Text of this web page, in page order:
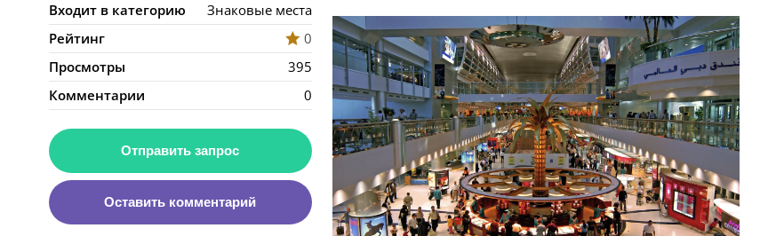
Входит в категорию
Знаковые места
Рейтинг
0
Просмотры
395
Комментарии
0
Отправить запрос
Оставить комментарий